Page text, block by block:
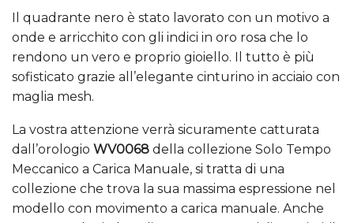
Il quadrante nero è stato lavorato con un motivo a
onde e arricchito con gli indici in oro rosa che lo
rendono un vero e proprio gioiello. Il tutto è più
sofisticato grazie all’elegante cinturino in acciaio con
maglia mesh.
La vostra attenzione verrà sicuramente catturata
dall’orologio WV0068 della collezione Solo Tempo
Meccanico a Carica Manuale, si tratta di una
collezione che trova la sua massima espressione nel
modello con movimento a carica manuale. Anche